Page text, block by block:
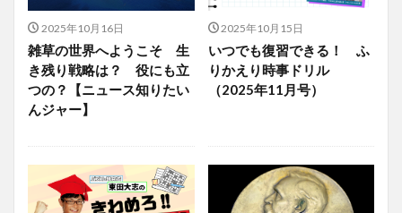
2025年10月16日
雑草の世界へようこそ 生
き残り戦略は？ 役にも立
つの？【ニュース知りたい
んジャー】
2025年10月15日
いつでも復習できる！ ふ
りかえり時事ドリル
（2025年11月号）